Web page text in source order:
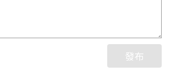
發布